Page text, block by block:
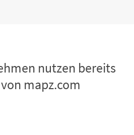
nutzen bereits
mapz.com